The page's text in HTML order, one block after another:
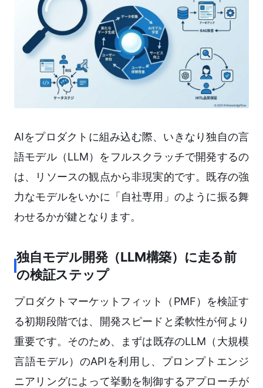
AIをプロダクトに組み込む際、いきなり独自の言
語モデル（LLM）をフルスクラッチで開発するの
は、リソースの観点から非現実的です。既存の強
力なモデルをいかに「自社専用」のように振る舞
わせるかが鍵となります。
独自モデル開発（LLM構築）に走る前
の検証ステップ
プロダクトマーケットフィット（PMF）を検証す
る初期段階では、開発スピードと柔軟性が何より
重要です。そのため、まずは既存のLLM（大規模
言語モデル）のAPIを利用し、プロンプトエンジ
ニアリングによって挙動を制御するアプローチが